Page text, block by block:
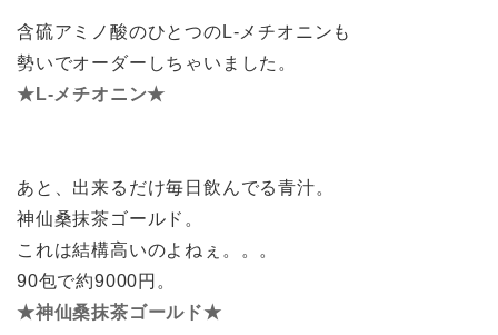
含硫アミノ酸のひとつのL-メチオニンも
勢いでオーダーしちゃいました。
★L-メチオニン★
あと、出来るだけ毎日飲んでる青汁。
神仙桑抹茶ゴールド。
これは結構高いのよねぇ。。。
90包で約9000円。
★神仙桑抹茶ゴールド★